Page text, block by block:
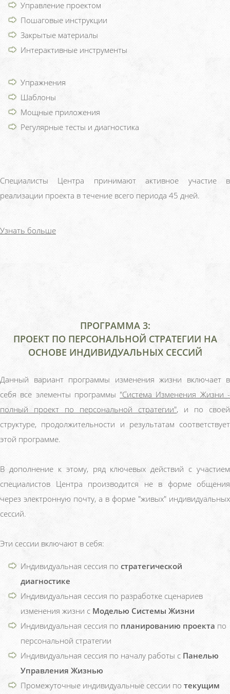
Управление проектом
Пошаговые инструкции
Закрытые материалы
Интерактивные инструменты
Упражнения
Шаблоны
Мощные приложения
Регулярные тесты и диагностика
Специалисты Центра принимают активное участие в
реализации проекта в течение всего периода 45 дней.
Узнать больше
ПРОГРАММА 3:
ПРОЕКТ ПО ПЕРСОНАЛЬНОЙ СТРАТЕГИИ НА
ОСНОВЕ ИНДИВИДУАЛЬНЫХ СЕССИЙ
Данный вариант программы изменения жизни включает в
себя все элементы программы "Система Изменения Жизни -
полный проект по персональной стратегии", и по своей
структуре, продолжительности и результатам соответствует
этой программе.
В дополнение к этому, ряд ключевых действий с участием
специалистов Центра производится не в форме общения
через электронную почту, а в форме "живых" индивидуальных
сессий.
Эти сессии включают в себя:
Индивидуальная сессия по стратегической
диагностике
Индивидуальная сессия по разработке сценариев
изменения жизни с Моделью Системы Жизни
Индивидуальная сессия по планированию проекта по
персональной стратегии
Индивидуальная сессия по началу работы с Панелью
Управления Жизнью
Промежуточные индивидуальные сессии по текущим